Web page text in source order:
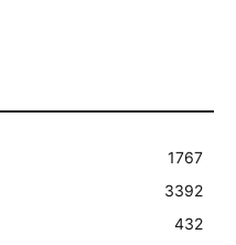
1767
3392
432